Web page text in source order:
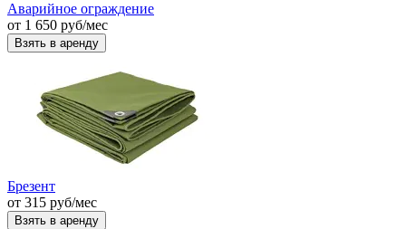
Аварийное ограждение
от 1 650 руб/мес
Взять в аренду
Брезент
от 315 руб/мес
Взять в аренду